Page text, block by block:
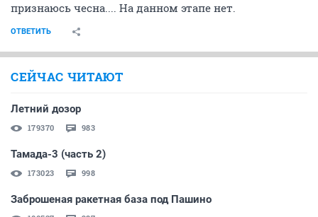
основе прошлогодних вирусов. Потому что их пол-
года культивировать надо. Пока новый вирус
откультивируешь- лето наступит. Потому против
коль чего нового прилетит- то извиняйте, вакцин
нема
возможность. Вокруг столько дерьма летает- нужно
guru